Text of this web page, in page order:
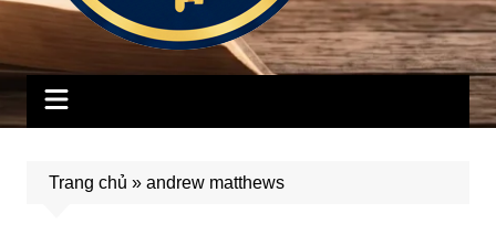
Trang chủ » andrew matthews